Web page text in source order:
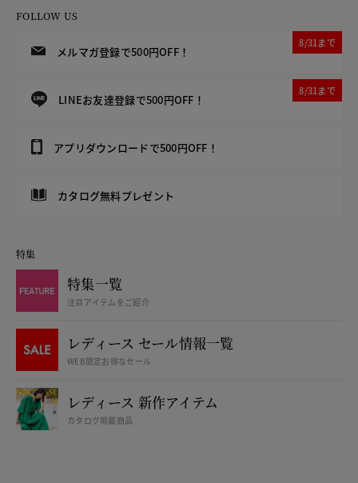
FOLLOW US
メルマガ登録で500円OFF！
8/31まで
LINEお友達登録で500円OFF！
8/31まで
アプリダウンロードで500円OFF！
カタログ無料プレゼント
特集
特集一覧
注目アイテムをご紹介
レディース セール情報一覧
WEB限定お得なセール
レディース 新作アイテム
カタログ掲載商品